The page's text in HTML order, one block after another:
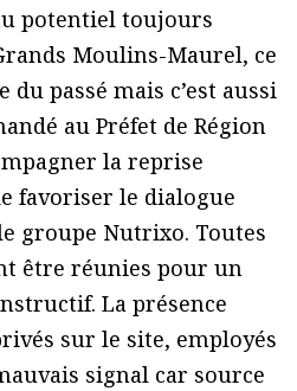
potentiel toujours
Moulins-Maurel, ce
du passé mais c’est aussi
au Préfet de Région
la reprise
favoriser le dialogue
groupe Nutrixo. Toutes
être réunies pour un
La présence
sur le site, employés
signal car source